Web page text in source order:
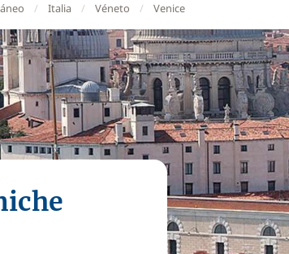
Italia Véneto Venice